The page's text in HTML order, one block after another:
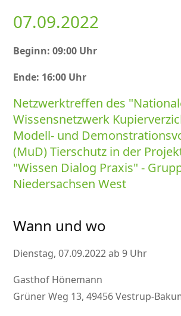
07.09.2022
Beginn: 09:00 Uhr
Ende: 16:00 Uhr
Netzwerktreffen des
Wissensnetzwerk
Modell- und
(MuD) Tierschutz in der
Wissen Dialog Praxis -
Niedersachsen West
Wann und wo
Dienstag, 07.09.2022 ab 9 Uhr
Gasthof Hönemann
Grüner Weg 13, 49456 Vestrup-